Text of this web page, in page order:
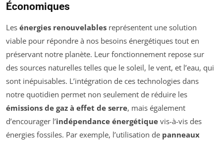
Économiques
Les énergies renouvelables représentent une solution
viable pour répondre à nos besoins énergétiques tout en
préservant notre planète. Leur fonctionnement repose sur
des sources naturelles telles que le soleil, le vent, et l’eau, qui
sont inépuisables. L’intégration de ces technologies dans
notre quotidien permet non seulement de réduire les
émissions de gaz à effet de serre, mais également
d’encourager l’indépendance énergétique vis-à-vis des
énergies fossiles. Par exemple, l’utilisation de panneaux